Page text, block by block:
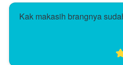
Kak makasih brangnya